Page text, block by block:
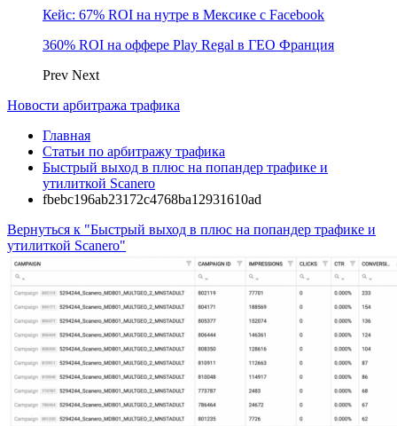
Кейс: 67% ROI на нутре в Мексике с Facebook
360% ROI на оффере Play Regal в ГЕО Франция
Prev Next
Новости арбитража трафика
Главная
Статьи по арбитражу трафика
Быстрый выход в плюс на попандер трафике и
утилиткой Scanero
fbebc196ab23172c4768ba12931610ad
Вернуться к "Быстрый выход в плюс на попандер трафике и
утилиткой Scanero"